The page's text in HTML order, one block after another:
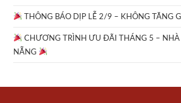
THÔNG BÁO DỊP LỄ 2/9 – KHÔNG TĂNG
CHƯƠNG TRÌNH ƯU ĐÃI THÁNG 5 – NHÀ
NẴNG